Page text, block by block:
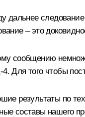
дальнее
– это
сообщению
того чтобы
результаты по
составы нашего